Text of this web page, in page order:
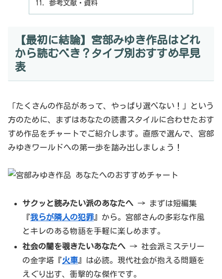
参考文献・資料
【最初に結論】宮部みゆき作品はどれ
から読むべき？タイプ別おすすめ早見
表
「たくさんの作品があって、やっぱり選べない！」という
方のために、まずはあなたの読書スタイルに合わせたおす
すめ作品をチャートでご紹介します。直感で選んで、宮部
みゆきワールドへの第一歩を踏み出しましょう！
サクッと読みたい派のあなたへ → まずは短編集
『我らが隣人の犯罪』から。宮部さんの多彩な作風
とキレのある物語を手軽に楽しめます。
社会の闇を覗きたいあなたへ → 社会派ミステリー
の金字塔『火車』は必読。現代社会が抱える問題を
えぐり出す、衝撃的な傑作です。